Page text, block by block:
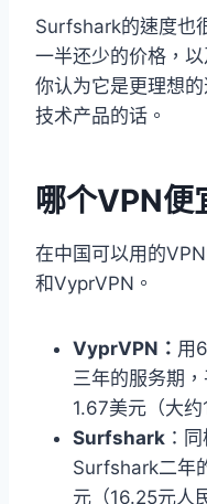
Surfshark的速度也
一半还少的价格，
你认为它是更理想
技术产品的话。
哪个VPN便
在中国可以用的
和VyprVPN。
VyprVPN： 用
三年的服务期
1.67美元（大约
Surfshark ：
Surfshark二年
元（16.25元人